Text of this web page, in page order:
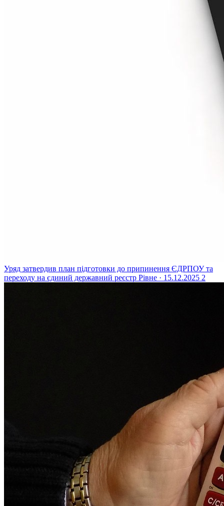
Уряд затвердив план підготовки до припинення ЄДРПОУ та
переходу на єдиний державний реєстр Рівне · 15.12.2025 2